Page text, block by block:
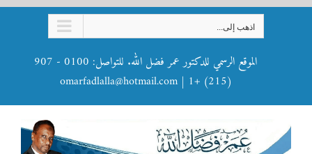
اذهب إلى...
الموقع الرسمي للدكتور عمر فضل الله. للتواصل: 0100 - 907
(215) +1
|
omarfadlalla@hotmail.com